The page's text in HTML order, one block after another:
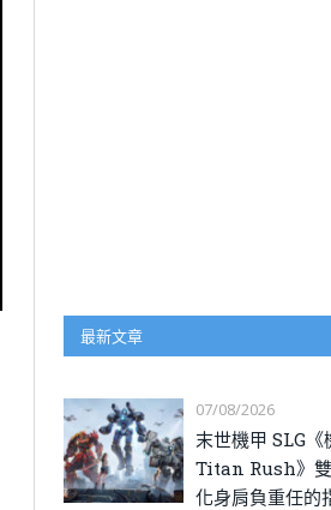
最新文章
07/08/2026
末世機甲 SLG《
Titan Rush》
化身肩負重任的